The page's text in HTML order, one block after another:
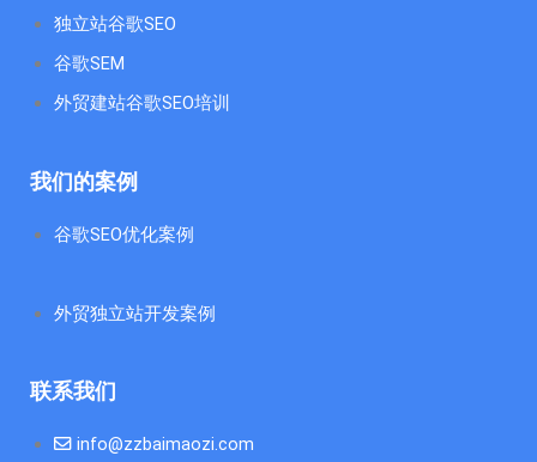
独立站谷歌SEO
谷歌SEM
外贸建站谷歌SEO培训
我们的案例
谷歌SEO优化案例
外贸独立站开发案例
联系我们
info@zzbaimaozi.com